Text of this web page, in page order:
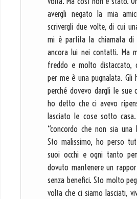
avergli negato la mia
scrivergli due volte, di cui
mi è partita la chiamata di
ancora lui nei contatti. Ma
freddo e molto distaccato,
per me è una pugnalata. Gli
perché dovevo dargli le
ho detto che ci avevo
lasciato le cose sotto
“concordo che non sia una
Sto malissimo, ho perso
suoi occhi e ogni tanto
dovuto mantenere un
senza benefici. Sto molto
volta che ci siamo lasciati,